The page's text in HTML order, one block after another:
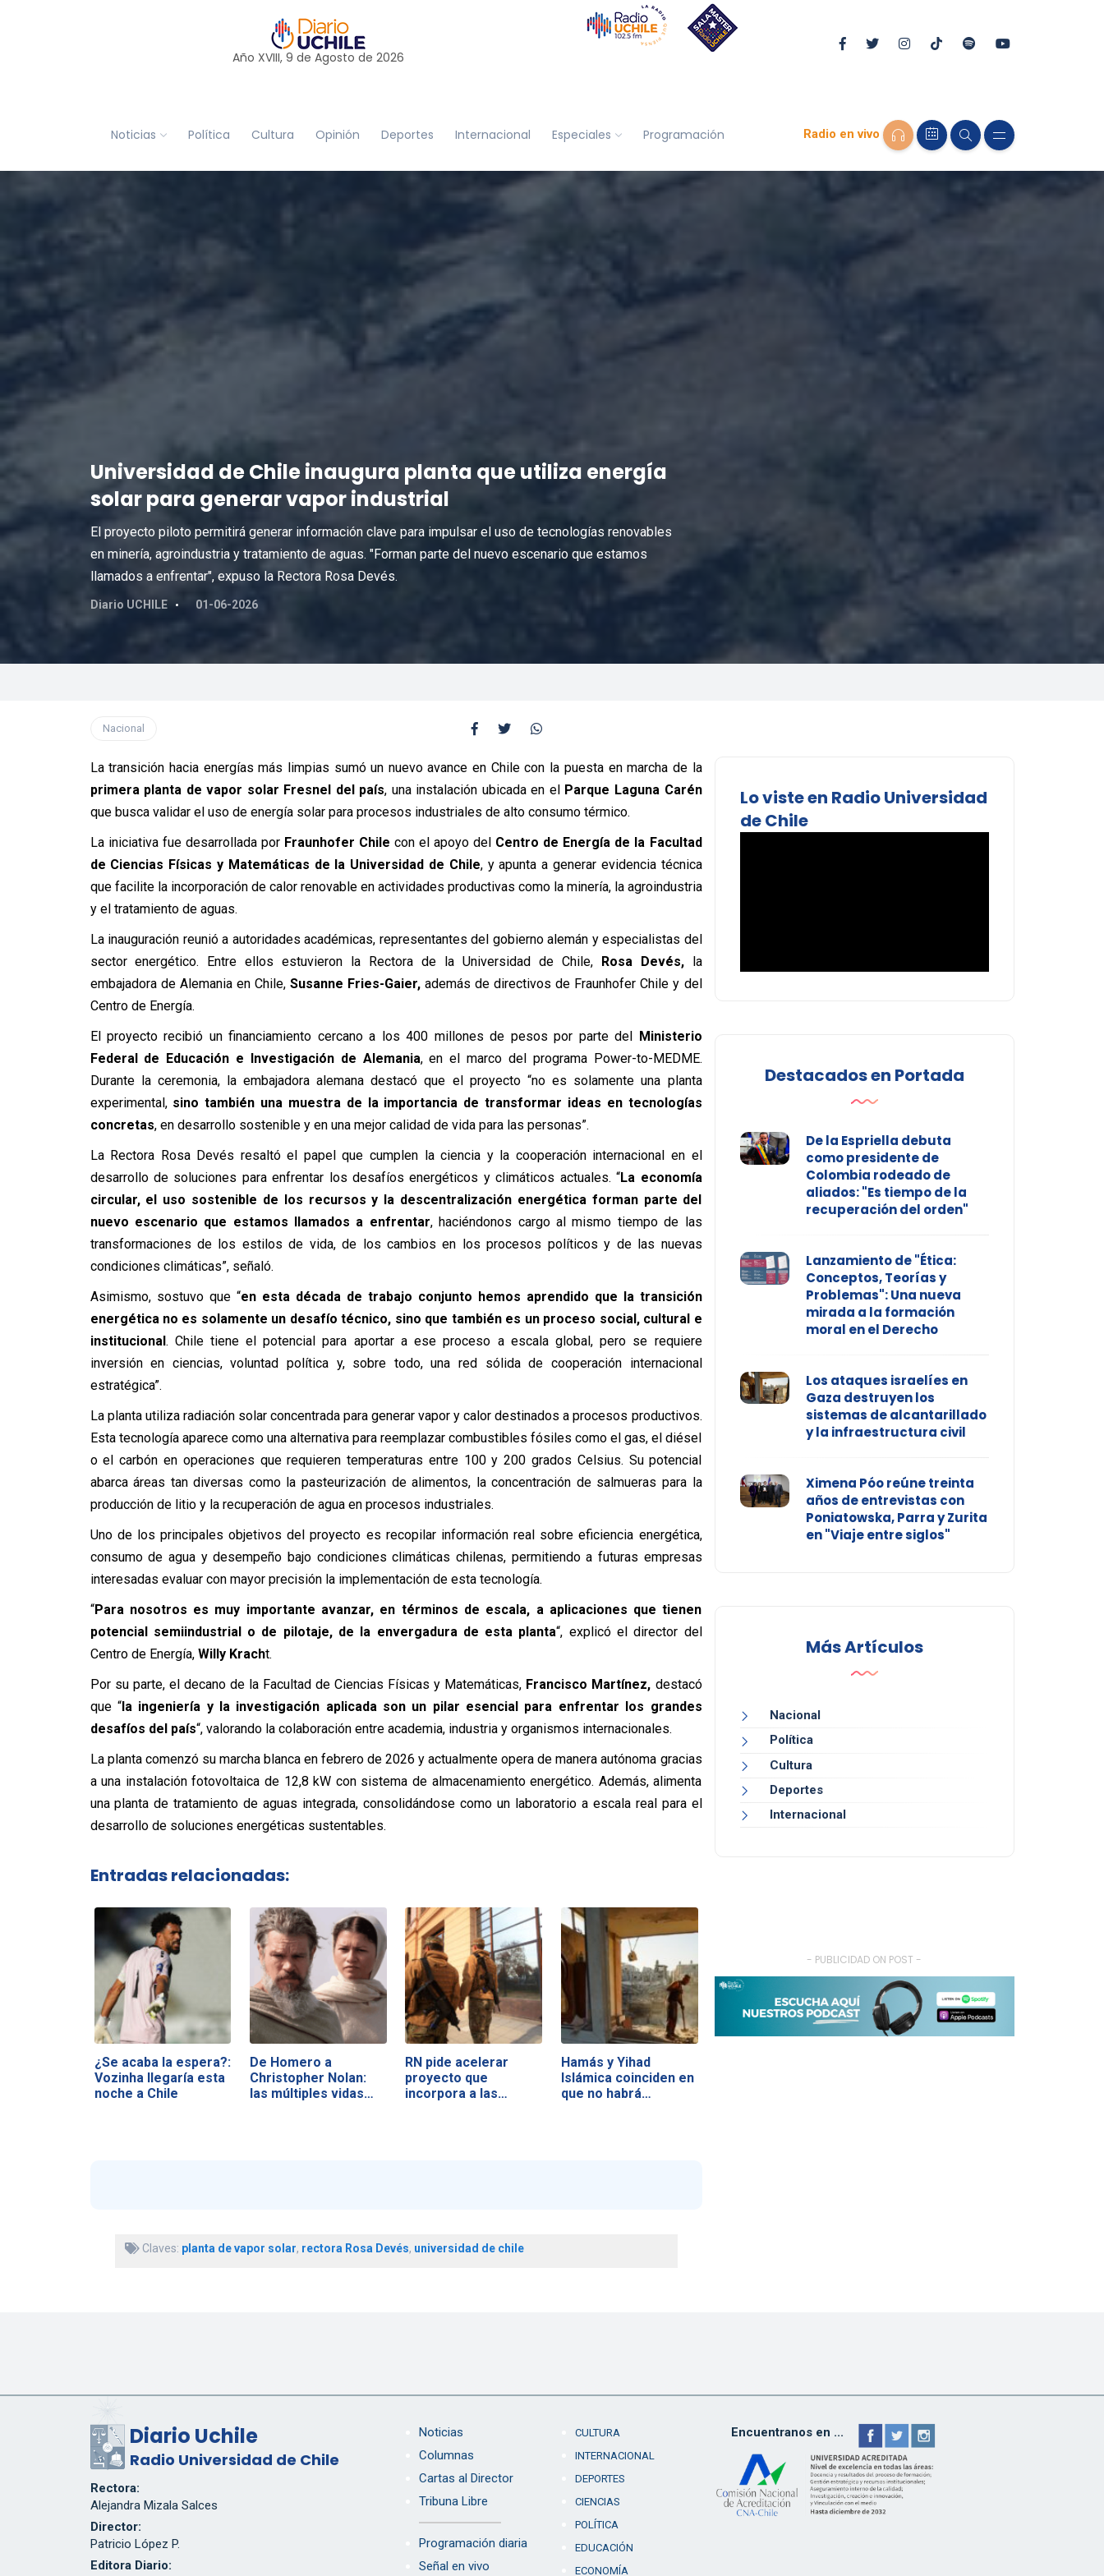
Año XVIII, 9 de Agosto de 2026
Noticias Política Cultura Opinión Deportes Internacional Especiales Programación Radio en vivo
Universidad de Chile inaugura planta que utiliza energía
solar para generar vapor industrial
El proyecto piloto permitirá generar información clave para impulsar el uso de tecnologías renovables
en minería, agroindustria y tratamiento de aguas. "Forman parte del nuevo escenario que estamos
llamados a enfrentar", expuso la Rectora Rosa Devés.
Diario UCHILE 01-06-2026
Nacional
La transición hacia energías más limpias sumó un nuevo avance en Chile con la puesta en marcha de la
primera planta de vapor solar Fresnel del país, una instalación ubicada en el Parque Laguna Carén
que busca validar el uso de energía solar para procesos industriales de alto consumo térmico.
La iniciativa fue desarrollada por Fraunhofer Chile con el apoyo del Centro de Energía de la Facultad
de Ciencias Físicas y Matemáticas de la Universidad de Chile, y apunta a generar evidencia técnica
que facilite la incorporación de calor renovable en actividades productivas como la minería, la agroindustria
y el tratamiento de aguas.
La inauguración reunió a autoridades académicas, representantes del gobierno alemán y especialistas del
sector energético. Entre ellos estuvieron la Rectora de la Universidad de Chile, Rosa Devés,la
embajadora de Alemania en Chile, Susanne Fries-Gaier,además de directivos de Fraunhofer Chile y del
Centro de Energía.
El proyecto recibió un financiamiento cercano a los 400 millones de pesos por parte del Ministerio
Federal de Educación e Investigación de Alemania, en el marco del programa Power-to-MEDME.
Durante la ceremonia, la embajadora alemana destacó que el proyecto “no es solamente una planta
experimental, sino también una muestra de la importancia de transformar ideas en tecnologías
concretas, en desarrollo sostenible y en una mejor calidad de vida para las personas”.
La Rectora Rosa Devés resaltó el papel que cumplen la ciencia y la cooperación internacional en el
desarrollo de soluciones para enfrentar los desafíos energéticos y climáticos actuales. “La economía
circular, el uso sostenible de los recursos y la descentralización energética forman parte del
nuevo escenario que estamos llamados a enfrentar, haciéndonos cargo al mismo tiempo de las
transformaciones de los estilos de vida, de los cambios en los procesos políticos y de las nuevas
condiciones climáticas”, señaló.
Asimismo, sostuvo que “en esta década de trabajo conjunto hemos aprendido que la transición
energética no es solamente un desafío técnico, sino que también es un proceso social, cultural e
institucional. Chile tiene el potencial para aportar a ese proceso a escala global, pero se requiere
inversión en ciencias, voluntad política y, sobre todo, una red sólida de cooperación internacional
estratégica”.
La planta utiliza radiación solar concentrada para generar vapor y calor destinados a procesos productivos.
Esta tecnología aparece como una alternativa para reemplazar combustibles fósiles como el gas, el diésel
o el carbón en operaciones que requieren temperaturas entre 100 y 200 grados Celsius. Su potencial
abarca áreas tan diversas como la pasteurización de alimentos, la concentración de salmueras para la
producción de litio y la recuperación de agua en procesos industriales.
Uno de los principales objetivos del proyecto es recopilar información real sobre eficiencia energética,
consumo de agua y desempeño bajo condiciones climáticas chilenas, permitiendo a futuras empresas
interesadas evaluar con mayor precisión la implementación de esta tecnología.
“Para nosotros es muy importante avanzar, en términos de escala, a aplicaciones que tienen
potencial semiindustrial o de pilotaje, de la envergadura de esta planta“, explicó el director del
Centro de Energía, Willy Kracht.
Por su parte, el decano de la Facultad de Ciencias Físicas y Matemáticas, Francisco Martínez, destacó
que “la ingeniería y la investigación aplicada son un pilar esencial para enfrentar los grandes
desafíos del país“, valorando la colaboración entre academia, industria y organismos internacionales.
La planta comenzó su marcha blanca en febrero de 2026 y actualmente opera de manera autónoma gracias
a una instalación fotovoltaica de 12,8 kW con sistema de almacenamiento energético. Además, alimenta
una planta de tratamiento de aguas integrada, consolidándose como un laboratorio a escala real para el
desarrollo de soluciones energéticas sustentables.
Entradas relacionadas:
¿Se acaba la espera?:
Vozinha llegaría esta
noche a Chile
De Homero a
Christopher Nolan:
las múltiples vidas…
RN pide acelerar
proyecto que
incorpora a las…
Hamás y Yihad
Islámica coinciden en
que no habrá…
Claves: planta de vapor solar, rectora Rosa Devés, universidad de chile
Lo viste en Radio Universidad
de Chile
Destacados en Portada
De la Espriella debuta
como presidente de
Colombia rodeado de
aliados: "Es tiempo de la
recuperación del orden"
Lanzamiento de "Ética:
Conceptos, Teorías y
Problemas": Una nueva
mirada a la formación
moral en el Derecho
Los ataques israelíes en
Gaza destruyen los
sistemas de alcantarillado
y la infraestructura civil
Ximena Póo reúne treinta
años de entrevistas con
Poniatowska, Parra y Zurita
en "Viaje entre siglos"
Más Artículos
Nacional
Política
Cultura
Deportes
Internacional
- PUBLICIDAD ON POST -
Diario Uchile
Radio Universidad de Chile
Rectora:
Alejandra Mizala Salces
Director:
Patricio López P.
Editora Diario:
Noticias
Columnas
Cartas al Director
Tribuna Libre
Programación diaria
Señal en vivo
CULTURA
INTERNACIONAL
DEPORTES
CIENCIAS
POLÍTICA
EDUCACIÓN
ECONOMÍA
Encuentranos en ...